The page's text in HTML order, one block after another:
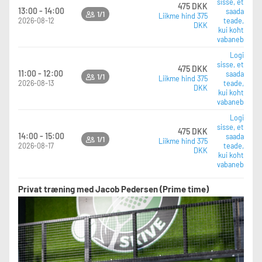
13:00 - 14:00
2026-08-12
1/1
475 DKK
Liikme hind 375
DKK
saada
teade,
kui koht
vabaneb
11:00 - 12:00
2026-08-13
1/1
475 DKK
Liikme hind 375
DKK
Logi
sisse, et
saada
teade,
kui koht
vabaneb
14:00 - 15:00
2026-08-17
1/1
475 DKK
Liikme hind 375
DKK
Logi
sisse, et
saada
teade,
kui koht
vabaneb
Privat træning med Jacob Pedersen (Prime time)